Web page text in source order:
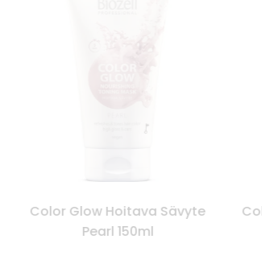
Color Glow Hoitava Sävyte
Pearl 150ml